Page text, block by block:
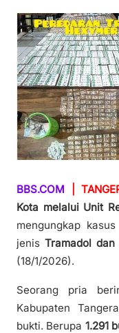
BBS.COM |
Kota melalui Unit
mengungkap
jenisTramadol dan
(18/1/2026).
Seorang pria
Kabupaten
bukti. Berupa 1.291